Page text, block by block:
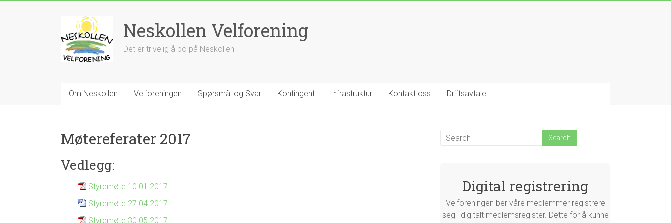
Neskollen Velforening
Det er trivelig å bo på Neskollen
Om Neskollen Velforeningen Spørsmål og Svar Kontingent Infrastruktur Kontakt oss Driftsavtale
Møtereferater 2017
Vedlegg:
Styremøte 10.01.2017
Styremøte 27.04.2017
Styremøte 30.05.2017
Digital registrering
Velforeningen ber våre medlemmer registrere
seg i digitalt medlemsregister. Dette for å kunne